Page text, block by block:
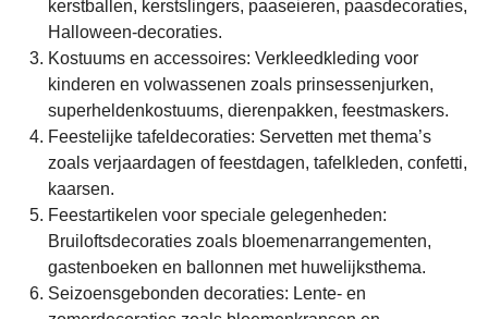
kerstballen, kerstslingers, paaseieren, paasdecoraties,
Halloween-decoraties.
Kostuums en accessoires: Verkleedkleding voor
kinderen en volwassenen zoals prinsessenjurken,
superheldenkostuums, dierenpakken, feestmaskers.
Feestelijke tafeldecoraties: Servetten met thema’s
zoals verjaardagen of feestdagen, tafelkleden, confetti,
kaarsen.
Feestartikelen voor speciale gelegenheden:
Bruiloftsdecoraties zoals bloemenarrangementen,
gastenboeken en ballonnen met huwelijksthema.
Seizoensgebonden decoraties: Lente- en